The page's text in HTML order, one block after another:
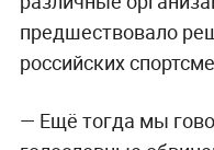
предшествовало
российских
— Ещё тогда мы